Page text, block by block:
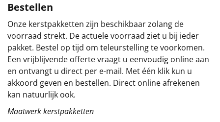
Sinterklaaspakketten
Particulier
Kerstgeschenken 2026
Relatiegeschenken
Cadeaubon
Bestellen
Onze kerstpakketten zijn beschikbaar zolang de
voorraad strekt. De actuele voorraad ziet u bij ieder
pakket. Bestel op tijd om teleurstelling te voorkomen.
Een vrijblijvende offerte vraagt u eenvoudig online aan
en ontvangt u direct per e-mail. Met één klik kun u
akkoord geven en bestellen. Direct online afrekenen
kan natuurlijk ook.
Maatwerk kerstpakketten